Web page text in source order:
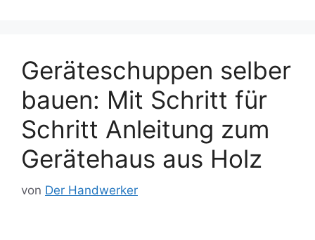
Geräteschuppen selber
bauen: Mit Schritt für
Schritt Anleitung zum
Gerätehaus aus Holz
von Der Handwerker